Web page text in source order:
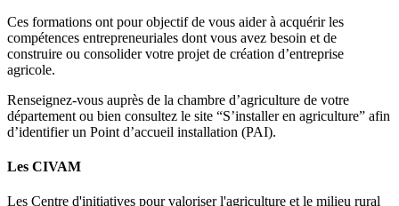
Ces formations ont pour objectif de vous aider à acquérir les
compétences entrepreneuriales dont vous avez besoin et de
construire ou consolider votre projet de création d’entreprise
agricole.
Renseignez-vous auprès de la chambre d’agriculture de votre
département ou bien consultez le site “S’installer en agriculture” afin
d’identifier un Point d’accueil installation (PAI).
Les CIVAM
Les Centre d'initiatives pour valoriser l'agriculture et le milieu rural